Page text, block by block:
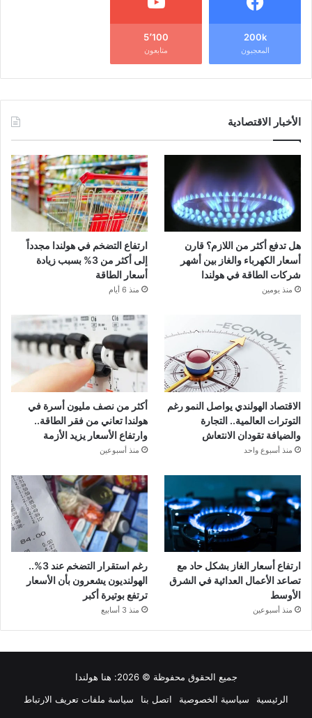
200k
المعجبون
5٬100
متابعون
الأخبار الاقتصادية
هل تدفع أكثر من اللازم؟ قارن
أسعار الكهرباء والغاز بين أشهر
شركات الطاقة في هولندا
منذ يومين
ارتفاع التضخم في هولندا مجدداً
إلى أكثر من 3% بسبب زيادة
أسعار الطاقة
منذ 6 أيام
الاقتصاد الهولندي يواصل النمو رغم
التوترات العالمية.. التجارة
والضيافة تقودان الانتعاش
منذ أسبوع واحد
أكثر من نصف مليون أسرة في
هولندا تعاني من فقر الطاقة..
وارتفاع الأسعار يزيد الأزمة
منذ أسبوعين
ارتفاع أسعار الغاز بشكل حاد مع
تصاعد الأعمال العدائية في الشرق
الأوسط
منذ أسبوعين
رغم استقرار التضخم عند 3%..
الهولنديون يشعرون بأن الأسعار
ترتفع بوتيرة أكبر
منذ 3 أسابيع
جميع الحقوق محفوظة © 2026:
هنا هولندا
الرئيسية
سياسية الخصوصية اتصل بنا
سياسة ملفات تعريف الارتباط